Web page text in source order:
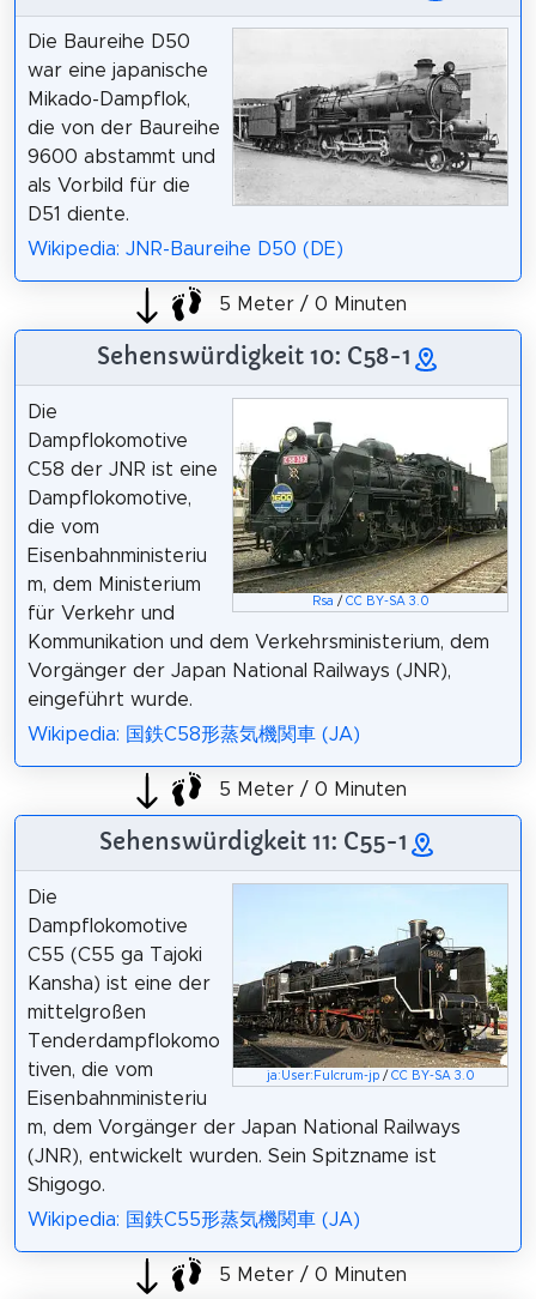
Die Baureihe D50
war eine japanische
Mikado-Dampflok,
die von der Baureihe
9600 abstammt und
als Vorbild für die
D51 diente.
Wikipedia: JNR-Baureihe D50 (DE)
5 Meter / 0 Minuten
Sehenswürdigkeit 10: C58-1
Rsa / CC BY-SA 3.0
Die
Dampflokomotive
C58 der JNR ist eine
Dampflokomotive,
die vom
Eisenbahnministeriu
m, dem Ministerium
für Verkehr und
Kommunikation und dem Verkehrsministerium, dem
Vorgänger der Japan National Railways (JNR),
eingeführt wurde.
Wikipedia: 国鉄C58形蒸気機関車 (JA)
5 Meter / 0 Minuten
Sehenswürdigkeit 11: C55-1
ja:User:Fulcrum-jp/ CC BY-SA 3.0
Die
Dampflokomotive
C55 (C55 ga Tajoki
Kansha) ist eine der
mittelgroßen
Tenderdampflokomo
tiven, die vom
Eisenbahnministeriu
m, dem Vorgänger der Japan National Railways
(JNR), entwickelt wurden. Sein Spitzname ist
Shigogo.
Wikipedia: 国鉄C55形蒸気機関車 (JA)
5 Meter / 0 Minuten